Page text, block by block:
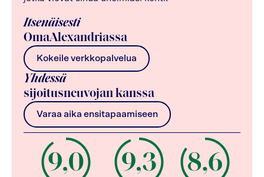
Itsenäisesti
OmaAlexandriassa
Kokeile verkkopalvelua
Yhdessä
sijoitusneuvojan kanssa
Varaa aika ensitapaamiseen